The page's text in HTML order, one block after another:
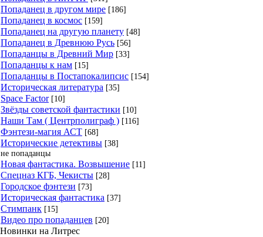
Попаданец в другом мире [186]
Попаданец в космос [159]
Попаданец на другую планету [48]
Попаданец в Древнюю Русь [56]
Попаданцы в Древний Мир [33]
Попаданцы к нам [15]
Попаданцы в Постапокалипсис [154]
Историческая литература [35]
Space Factor [10]
Звёзды советской фантастики [10]
Наши Там ( Центрполиграф ) [116]
Фэнтези-магия АСТ [68]
Исторические детективы [38]
не попаданцы
Новая фантастика. Возвышение [11]
Спецназ КГБ, Чекисты [28]
Городское фэнтези [73]
Историческая фантастика [37]
Стимпанк [15]
Видео про попаданцев [20]
Новинки на Литрес